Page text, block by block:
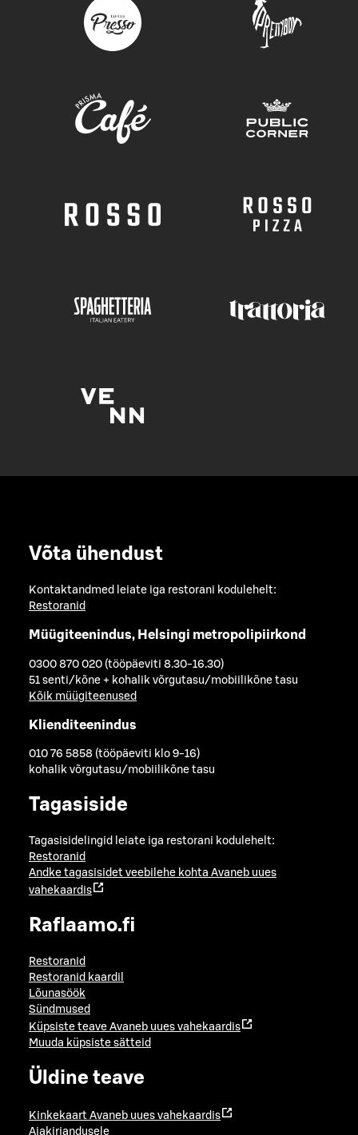
Võta ühendust
Kontaktandmed leiate iga restorani kodulehelt:
Restoranid
Müügiteenindus, Helsingi metropolipiirkond
0300 870 020 (tööpäeviti 8.30-16.30)
51 senti/kõne + kohalik võrgutasu/mobiilikõne tasu
Kõik müügiteenused
Klienditeenindus
010 76 5858 (tööpäeviti klo 9-16)
kohalik võrgutasu/mobiilikõne tasu
Tagasiside
Tagasisidelingid leiate iga restorani kodulehelt:
Restoranid
Andke tagasisidet veebilehe kohta Avaneb uues
vahekaardis
Raflaamo.fi
Restoranid
Restoranid kaardil
Lõunasöök
Sündmused
Küpsiste teave Avaneb uues vahekaardis
Muuda küpsiste sätteid
Üldine teave
Kinkekaart Avaneb uues vahekaardis
Ajakirjandusele